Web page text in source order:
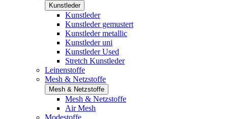
Kunstleder
Kunstleder
Kunstleder gemustert
Kunstleder metallic
Kunstleder uni
Kunstleder Used
Stretch Kunstleder
Leinenstoffe
Mesh & Netzstoffe
Mesh & Netzstoffe
Mesh & Netzstoffe
Air Mesh
Modestoffe